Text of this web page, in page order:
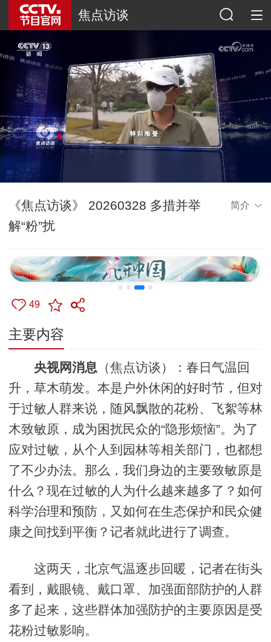
焦点访谈
《焦点访谈》 20260328 多措并举
解“粉”扰
简介
49
主要内容
央视网消息 （焦点访谈）：春日气温回
升，草木萌发。本是户外休闲的好时节，但对
于过敏人群来说，随风飘散的花粉、飞絮等林
木致敏原，成为困扰民众的“隐形烦恼”。为了
应对过敏，从个人到园林等相关部门，也都想
了不少办法。那么，我们身边的主要致敏原是
什么？现在过敏的人为什么越来越多了？如何
科学治理和预防，又如何在生态保护和民众健
康之间找到平衡？记者就此进行了调查。
这两天，北京气温逐步回暖，记者在街头
看到，戴眼镜、戴口罩、加强面部防护的人群
多了起来，这些群体加强防护的主要原因是受
花粉过敏影响。